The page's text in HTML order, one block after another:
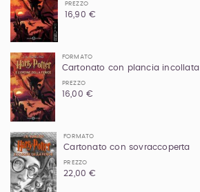
PREZZO
16,90 €
FORMATO
Cartonato con plancia incollata
PREZZO
16,00 €
FORMATO
Cartonato con sovraccoperta
PREZZO
22,00 €